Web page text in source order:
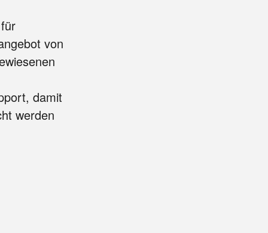
von
damit
werden